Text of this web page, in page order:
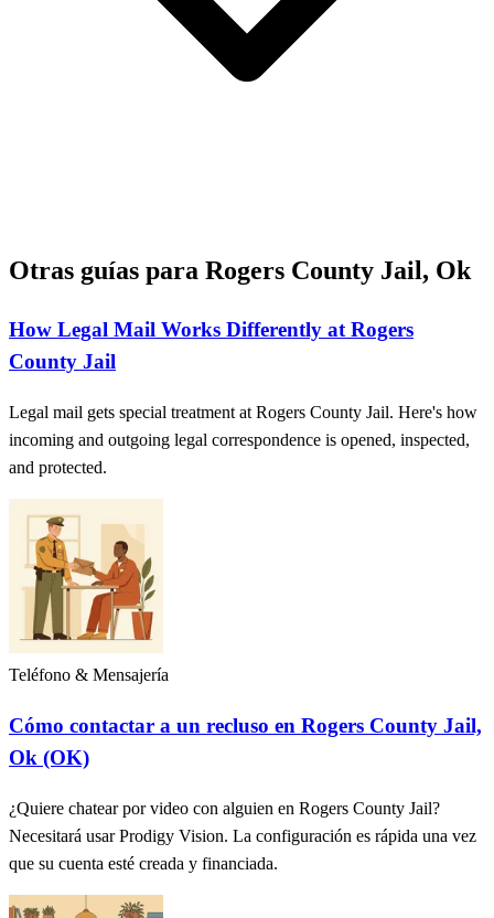
Otras guías para Rogers County Jail, Ok
How Legal Mail Works Differently at Rogers
County Jail
Legal mail gets special treatment at Rogers County Jail. Here's how
incoming and outgoing legal correspondence is opened, inspected,
and protected.
Teléfono & Mensajería
Cómo contactar a un recluso en Rogers County Jail,
Ok (OK)
¿Quiere chatear por video con alguien en Rogers County Jail?
Necesitará usar Prodigy Vision. La configuración es rápida una vez
que su cuenta esté creada y financiada.